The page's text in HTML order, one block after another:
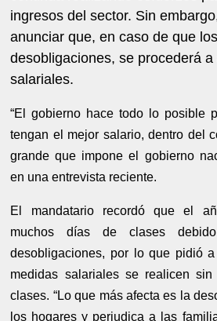
ingresos del sector. Sin
anunciar que, en caso de que
desobligaciones, se procederá
salariales.
“El gobierno hace todo lo posible
tengan el mejor salario, dentro del
grande que impone el gobierno
en una entrevista reciente.
El mandatario recordó que el
muchos días de clases
desobligaciones, por lo que pidió
medidas salariales se realicen
clases. “Lo que más afecta es la
los hogares y perjudica a las